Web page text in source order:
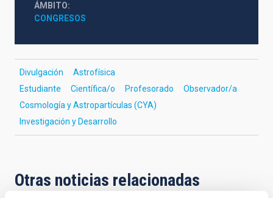
ÁMBITO
CONGRESOS
Divulgación
Astrofísica
Estudiante
Científica/o Profesorado
Observador/a
Cosmología y Astropartículas (CYA)
Investigación y Desarrollo
Otras noticias relacionadas